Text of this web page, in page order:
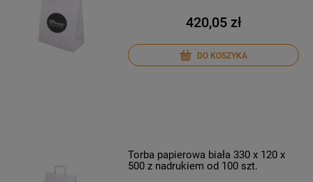
420,05 zł
DO KOSZYKA
Torba papierowa biała 330 x 120 x
500 z nadrukiem od 100 szt.